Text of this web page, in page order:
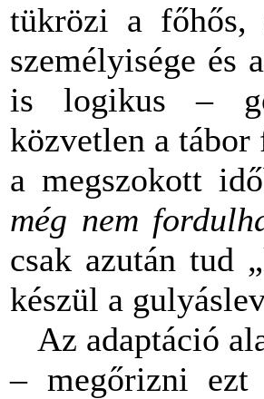
tükrözi a főhős,
személyisége és
is logikus –
közvetlen a tábor
a megszokott
még nem
csak azután tud
készül a
Az adaptáció
– megőrizni ezt